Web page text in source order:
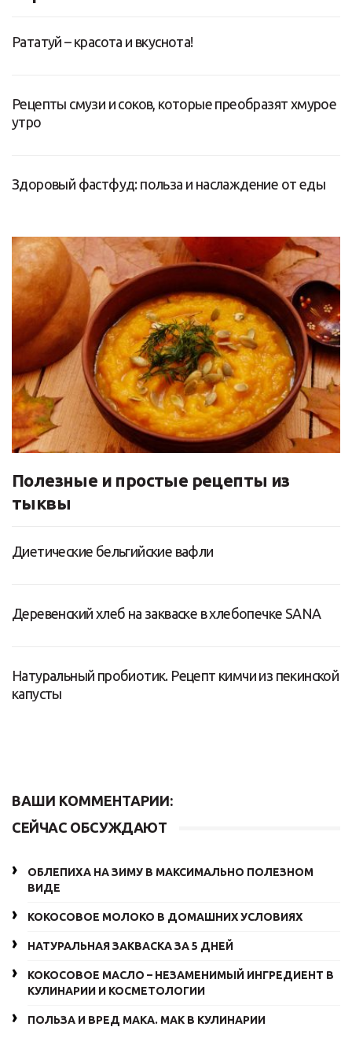
Рататуй – красота и вкуснота!
Рецепты смузи и соков, которые преобразят хмурое
утро
Здоровый фастфуд: польза и наслаждение от еды
Полезные и простые рецепты из
тыквы
Диетические бельгийские вафли
Деревенский хлеб на закваске в хлебопечке SANA
Натуральный пробиотик. Рецепт кимчи из пекинской
капусты
ВАШИ КОММЕНТАРИИ:
СЕЙЧАС ОБСУЖДАЮТ
ОБЛЕПИХА НА ЗИМУ В МАКСИМАЛЬНО ПОЛЕЗНОМ
ВИДЕ
КОКОСОВОЕ МОЛОКО В ДОМАШНИХ УСЛОВИЯХ
НАТУРАЛЬНАЯ ЗАКВАСКА ЗА 5 ДНЕЙ
КОКОСОВОЕ МАСЛО – НЕЗАМЕНИМЫЙ ИНГРЕДИЕНТ В
КУЛИНАРИИ И КОСМЕТОЛОГИИ
ПОЛЬЗА И ВРЕД МАКА. МАК В КУЛИНАРИИ